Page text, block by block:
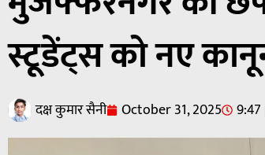
स्टूडेंट्स को नए
दक्ष कुमार सैनी October 31, 2025